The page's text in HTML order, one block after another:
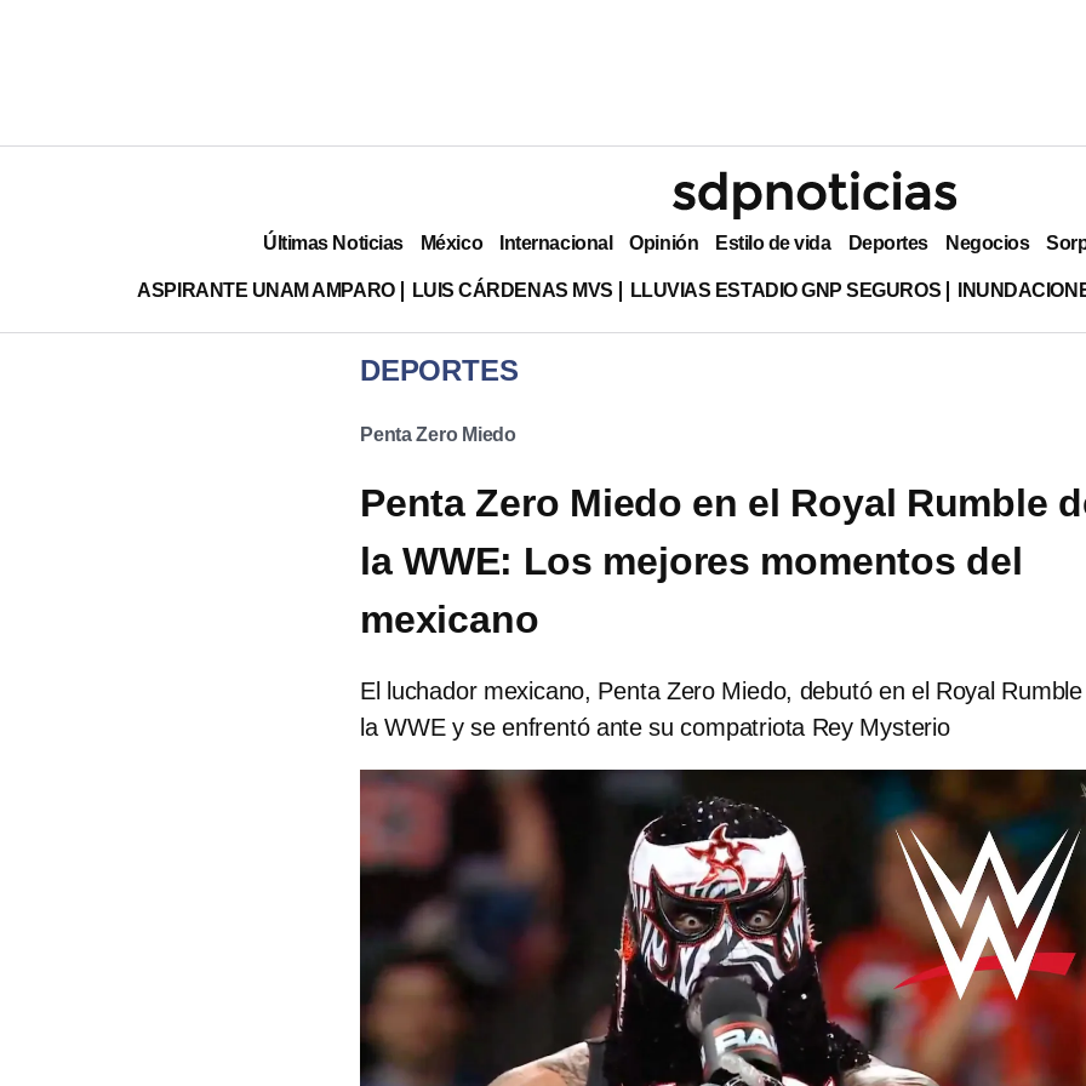
Últimas Noticias México Internacional Opinión Estilo de vida Deportes Negocios
ASPIRANTE UNAM AMPARO LUIS CÁRDENAS MVS LLUVIAS ESTADIO GNP SEGUROS
DEPORTES
Penta Zero Miedo
Penta Zero Miedo en el Royal Rumble
la WWE: Los mejores momentos del
mexicano
El luchador mexicano, Penta Zero Miedo, debutó en el Royal
la WWE y se enfrentó ante su compatriota Rey Mysterio